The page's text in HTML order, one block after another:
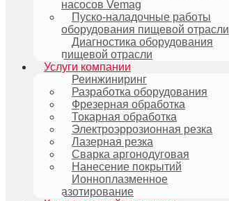
насосов Vemag
Пуско-наладочные работы
оборудования пищевой отрасли
Диагностика оборудования
пищевой отрасли
Услуги компании
Реинжиниринг
Разработка оборудования
Фрезерная обработка
Токарная обработка
Электроэррозионная резка
Лазерная резка
Сварка аргонодуговая
Нанесение покрытий
Ионноплазменное
азотирование